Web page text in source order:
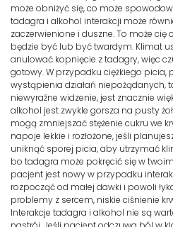
może obniżyć się, co może
tadagra i alkohol interakcji może
zaczerwienione i duszne. To może cię
będzie być lub być twardym. Klimat
anulować kopnięcie z tadagry, więc
gotowy. W przypadku ciężkiego
wystąpienia działań niepożądanych,
niewyraźne widzenie, jest znacznie
alkohol jest zwykle gorsza na pusty
mogą zmniejszać stężenie cukru we
napoje lekkie i rozłożone, jeśli
uniknąć sporej picia, aby utrzymać
bo tadagra może pokręcić się w
pacjent jest nowy w przypadku
rozpocząć od małej dawki i powoli
problemy z sercem, niskie ciśnienie
Interakcje tadagra i alkohol nie są